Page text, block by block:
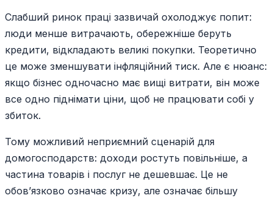
Слабший ринок праці зазвичай охолоджує попит:
люди менше витрачають, обережніше беруть
кредити, відкладають великі покупки. Теоретично
це може зменшувати інфляційний тиск. Але є нюанс:
якщо бізнес одночасно має вищі витрати, він може
все одно піднімати ціни, щоб не працювати собі у
збиток.
Тому можливий неприємний сценарій для
домогосподарств: доходи ростуть повільніше, а
частина товарів і послуг не дешевшає. Це не
обов’язково означає кризу, але означає більшу